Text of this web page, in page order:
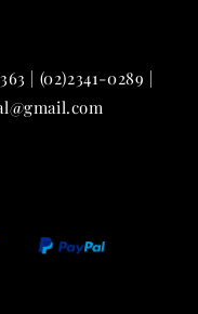
| (02)2341-0289 |